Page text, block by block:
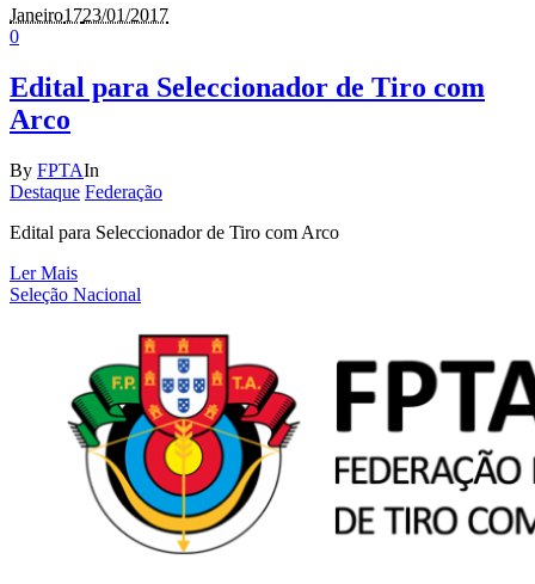
Janeiro1723/01/2017
0
Edital para Seleccionador de Tiro com
Arco
By FPTAIn
Destaque Federação
Edital para Seleccionador de Tiro com Arco
Ler Mais
Seleção Nacional